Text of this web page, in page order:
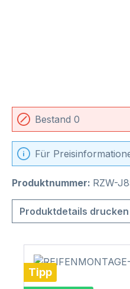
Bestand 0
Für
Produktnummer: RZW-
Produktdetails drucken
Tipp